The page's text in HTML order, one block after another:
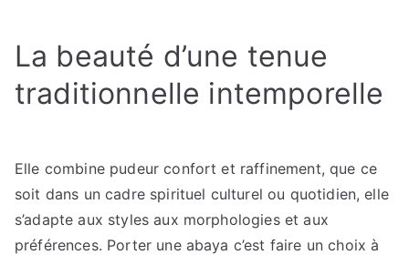
modeste
La beauté d’une tenue
traditionnelle intemporelle
Elle combine pudeur confort et raffinement, que ce
soit dans un cadre spirituel culturel ou quotidien, elle
s’adapte aux styles aux morphologies et aux
préférences. Porter une abaya c’est faire un choix à